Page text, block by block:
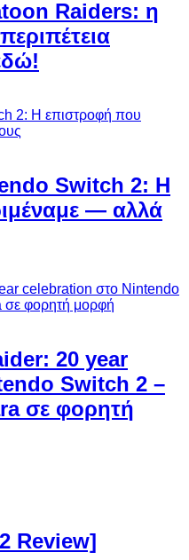
Raiders: η
Switch 2: Η
— αλλά
20 year
Switch 2 –
σε φορητή
Review]